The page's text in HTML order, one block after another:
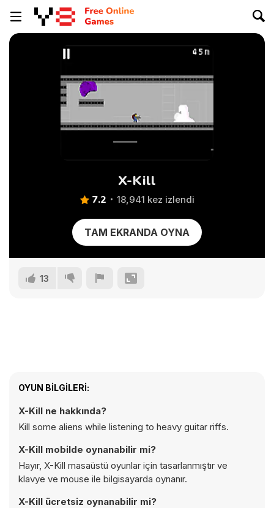
X-Kill
7.2 18,941 kez izlendi
TAM EKRANDA OYNA
13
OYUN BILGILERI:
X-Kill ne hakkında?
Kill some aliens while listening to heavy guitar riffs.
X-Kill mobilde oynanabilir mi?
Hayır, X-Kill masaüstü oyunlar için tasarlanmıştır ve
klavye ve mouse ile bilgisayarda oynanır.
X-Kill ücretsiz oynanabilir mi?